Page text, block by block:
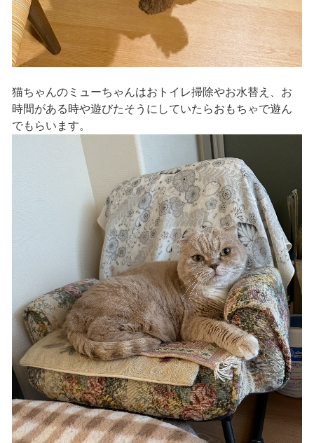
猫ちゃんのミューちゃんはおトイレ掃除やお水替え、お
時間がある時や遊びたそうにしていたらおもちゃで遊ん
でもらいます。